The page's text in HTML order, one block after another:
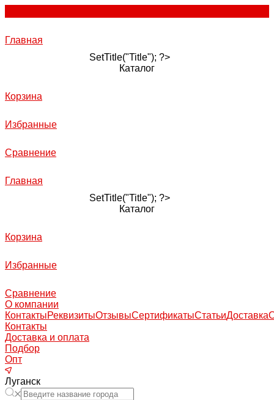
Главная
SetTitle("Title"); ?>
Каталог
Корзина
Избранные
Сравнение
Главная
SetTitle("Title"); ?>
Каталог
Корзина
Избранные
Сравнение
О компании
КонтактыРеквизитыОтзывыСертификатыСтатьиДоставка
Контакты
Доставка и оплата
Подбор
Опт
Луганск